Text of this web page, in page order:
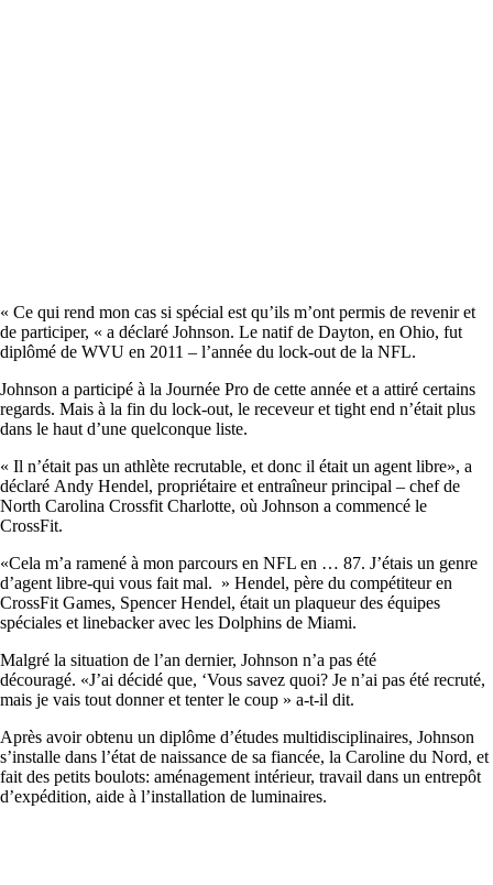
« Ce qui rend mon cas si spécial est qu’ils m’ont permis de revenir et
de participer, « a déclaré Johnson. Le natif de Dayton, en Ohio, fut
diplômé de WVU en 2011 – l’année du lock-out de la NFL.
Johnson a participé à la Journée Pro de cette année et a attiré certains
regards. Mais à la fin du lock-out, le receveur et tight end n’était plus
dans le haut d’une quelconque liste.
« Il n’était pas un athlète recrutable, et donc il était un agent libre», a
déclaré Andy Hendel, propriétaire et entraîneur principal – chef de
North Carolina Crossfit Charlotte, où Johnson a commencé le
CrossFit.
«Cela m’a ramené à mon parcours en NFL en … 87. J’étais un genre
d’agent libre-qui vous fait mal. » Hendel, père du compétiteur en
CrossFit Games, Spencer Hendel, était un plaqueur des équipes
spéciales et linebacker avec les Dolphins de Miami.
Malgré la situation de l’an dernier, Johnson n’a pas été
découragé. «J’ai décidé que, ‘Vous savez quoi? Je n’ai pas été recruté,
mais je vais tout donner et tenter le coup » a-t-il dit.
Après avoir obtenu un diplôme d’études multidisciplinaires, Johnson
s’installe dans l’état de naissance de sa fiancée, la Caroline du Nord, et
fait des petits boulots: aménagement intérieur, travail dans un entrepôt
d’expédition, aide à l’installation de luminaires.